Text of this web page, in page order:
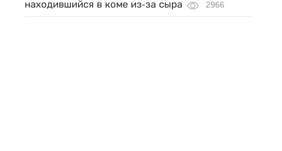
находившийся в коме из-за сыра
2966